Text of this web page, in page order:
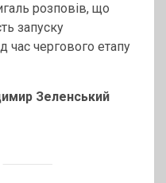
розповів, що
запуску
час чергового етапу
Зеленський